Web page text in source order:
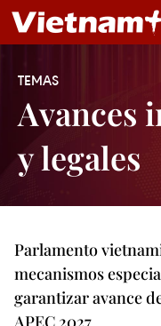
TEMAS
Avances
y legales
Parlamento
mecanismos
garantizar avance
APEC 2027